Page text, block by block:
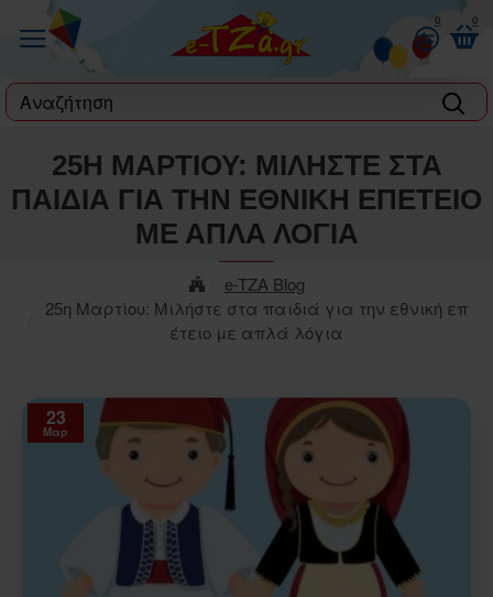
0 0
label
e-TZA Blog
25η Μαρτίου: Μιλήστε στα παιδιά για την εθνική επ
έτειο με απλά λόγια
25Η ΜΑΡΤΊΟΥ: ΜΙΛΉΣΤΕ ΣΤΑ
ΠΑΙΔΙΆ ΓΙΑ ΤΗΝ ΕΘΝΙΚΉ ΕΠΈΤΕΙΟ
ΜΕ ΑΠΛΆ ΛΌΓΙΑ
23
Μαρ